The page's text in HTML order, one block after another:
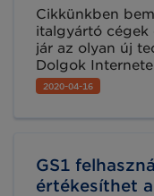
Cikkünkben
italgyártó cégek
jár az olyan új
Dolgok
lehetséges
rendelkezésre
2020-04-16
GS1
értékesíthet